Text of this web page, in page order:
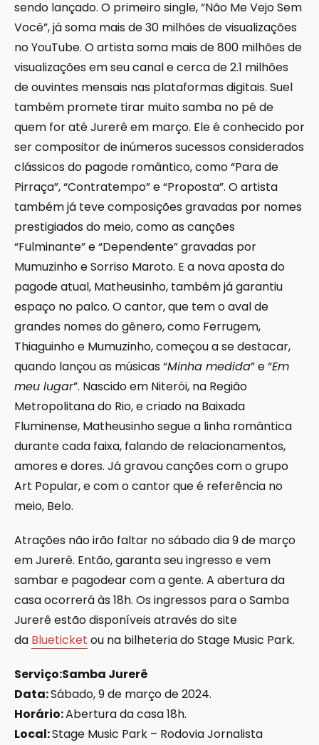
sendo lançado. O primeiro single, “Não Me Vejo Sem
Você”, já soma mais de 30 milhões de visualizações
no YouTube. O artista soma mais de 800 milhões de
visualizações em seu canal e cerca de 2.1 milhões
de ouvintes mensais nas plataformas digitais. Suel
também promete tirar muito samba no pé de
quem for até Jurerê em março. Ele é conhecido por
ser compositor de inúmeros sucessos considerados
clássicos do pagode romântico, como “Para de
Pirraça”, “Contratempo” e “Proposta”. O artista
também já teve composições gravadas por nomes
prestigiados do meio, como as canções
“Fulminante” e “Dependente” gravadas por
Mumuzinho e Sorriso Maroto. E a nova aposta do
pagode atual, Matheusinho, também já garantiu
espaço no palco. O cantor, que tem o aval de
grandes nomes do gênero, como Ferrugem,
Thiaguinho e Mumuzinho, começou a se destacar,
quando lançou as músicas “Minha medida” e “Em
meu lugar”. Nascido em Niterói, na Região
Metropolitana do Rio, e criado na Baixada
Fluminense, Matheusinho segue a linha romântica
durante cada faixa, falando de relacionamentos,
amores e dores. Já gravou canções com o grupo
Art Popular, e com o cantor que é referência no
meio, Belo.
Atrações não irão faltar no sábado dia 9 de março
em Jurerê. Então, garanta seu ingresso e vem
sambar e pagodear com a gente. A abertura da
casa ocorrerá às 18h. Os ingressos para o Samba
Jurerê estão disponíveis através do site
da Blueticket ou na bilheteria do Stage Music Park.
Serviço:Samba Jurerê
Data:Sábado, 9 de março de 2024.
Horário:Abertura da casa 18h.
Local:Stage Music Park – Rodovia Jornalista